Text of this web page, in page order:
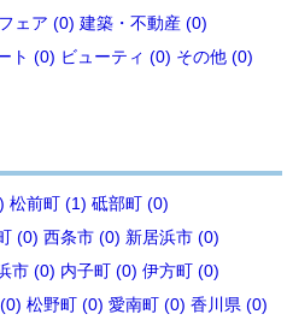
ェア (0) 建築・不動産 (0)
ト (0) ビューティ (0) その他 (0)
松前町 (1) 砥部町 (0)
(0) 西条市 (0) 新居浜市 (0)
市 (0) 内子町 (0) 伊方町 (0)
松野町 (0) 愛南町 (0) 香川県 (0)